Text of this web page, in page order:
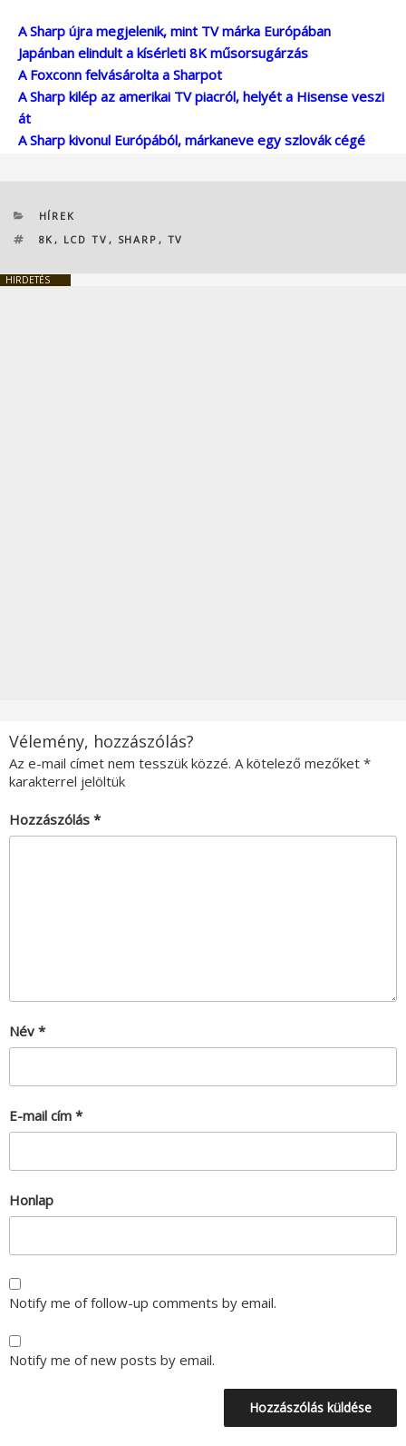
A Sharp újra megjelenik, mint TV márka Európában
Japánban elindult a kísérleti 8K műsorsugárzás
A Foxconn felvásárolta a Sharpot
A Sharp kilép az amerikai TV piacról, helyét a Hisense veszi
át
A Sharp kivonul Európából, márkaneve egy szlovák cégé
KATEGÓRIÁK
HÍREK
CÍMKÉK
8K , LCD TV , SHARP , TV
HIRDETÉS
Vélemény, hozzászólás?
Az e-mail címet nem tesszük közzé. A kötelező mezőket *
karakterrel jelöltük
Hozzászólás *
Név *
E-mail cím *
Honlap
Notify me of follow-up comments by email.
Notify me of new posts by email.